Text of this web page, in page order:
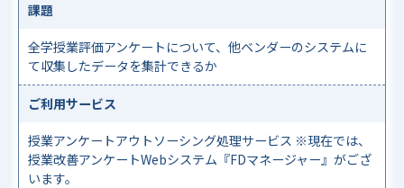
課題
全学授業評価アンケートについて、他ベンダーのシステムに
て収集したデータを集計できるか
ご利用サービス
授業アンケートアウトソーシング処理サービス ※現在では、
授業改善アンケートWebシステム『FDマネージャー』がござ
います。